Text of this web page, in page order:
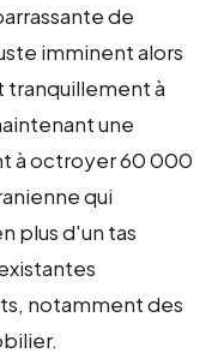
de
imminent alors
tranquillement à
une
à octroyer 60 000
qui
plus d'un tas
notamment des